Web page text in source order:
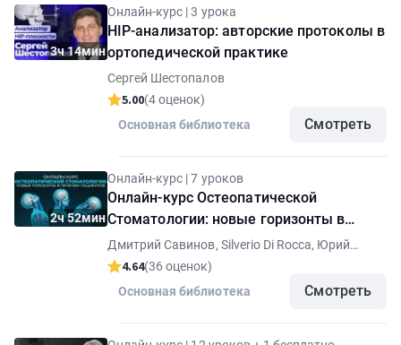
3ч 14мин
Онлайн-курс | 3 урока
HIP-анализатор: авторские протоколы в
ортопедической практике
Сергей Шестопалов
5.00(4 оценок)
Основная библиотека
Смотреть
2ч 52мин
Онлайн-курс | 7 уроков
Онлайн-курс Остеопатической
Стоматологии: новые горизонты в
лечении пациентов
Дмитрий Савинов, Silverio Di Rocca, Юрий
Милутка
4.64(36 оценок)
Основная библиотека
Смотреть